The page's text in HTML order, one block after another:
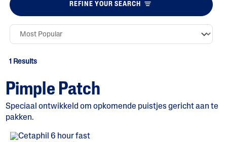
REFINE YOUR SEARCH
1 Results
Pimple Patch
Speciaal ontwikkeld om opkomende puistjes gericht aan te
pakken.